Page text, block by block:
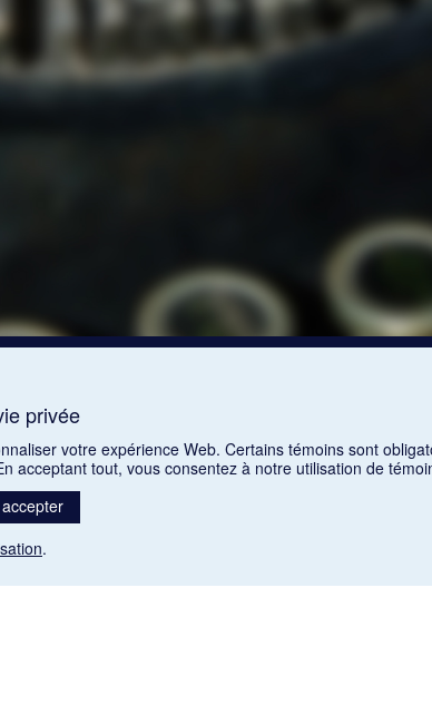
privée
votre expérience Web. Certains témoins sont
acceptant tout, vous consentez à notre utilisation de
.